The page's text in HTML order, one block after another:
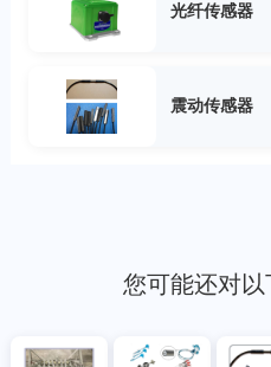
光纤传感器
震动传感器
您可能还对